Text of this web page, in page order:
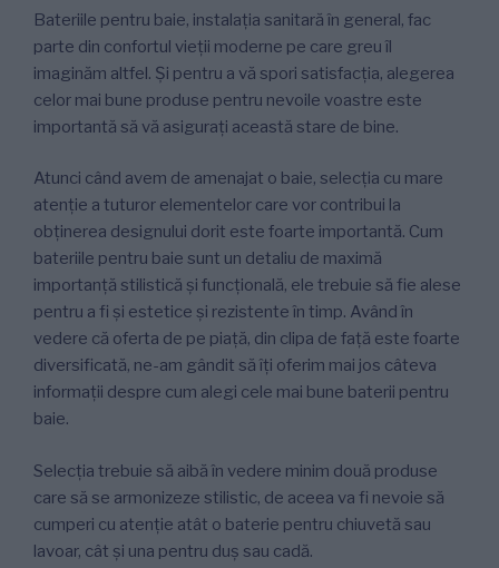
Bateriile pentru baie, instalația sanitară în general, fac
parte din confortul vieții moderne pe care greu îl
imaginăm altfel. Și pentru a vă spori satisfacția, alegerea
celor mai bune produse pentru nevoile voastre este
importantă să vă asigurați această stare de bine.
Atunci când avem de amenajat o baie, selecția cu mare
atenție a tuturor elementelor care vor contribui la
obținerea designului dorit este foarte importantă. Cum
bateriile pentru baie sunt un detaliu de maximă
importanță stilistică și funcțională, ele trebuie să fie alese
pentru a fi și estetice și rezistente în timp. Având în
vedere că oferta de pe piață, din clipa de față este foarte
diversificată, ne-am gândit să îți oferim mai jos câteva
informații despre cum alegi cele mai bune baterii pentru
baie.
Selecția trebuie să aibă în vedere minim două produse
care să se armonizeze stilistic, de aceea va fi nevoie să
cumperi cu atenție atât o baterie pentru chiuvetă sau
lavoar, cât și una pentru duș sau cadă.